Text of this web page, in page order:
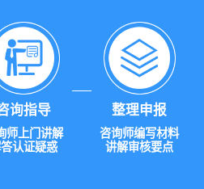
询指导
师上门讲解
认证疑惑
整理申报
咨询师编写材料
讲解审核要点